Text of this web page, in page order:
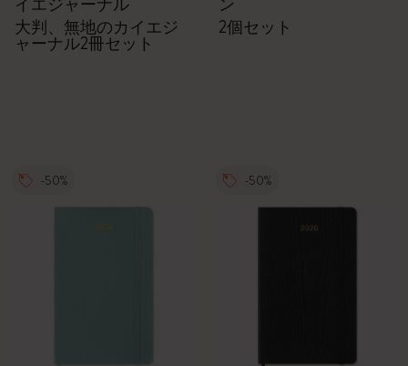
大判、無地のカイエジ
ャーナル2冊セット
2個セット
-50% -50%